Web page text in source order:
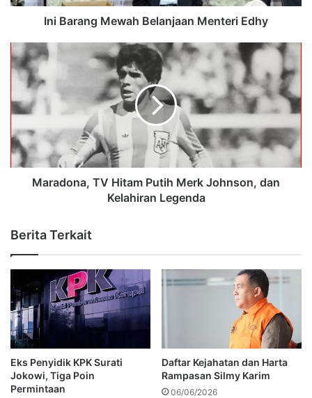
Ini Barang Mewah Belanjaan Menteri Edhy
Maradona, TV Hitam Putih Merk Johnson, dan
Kelahiran Legenda
Berita Terkait
Eks Penyidik KPK Surati
Jokowi, Tiga Poin
Permintaan
Daftar Kejahatan dan Harta
Rampasan Silmy Karim
06/06/2026